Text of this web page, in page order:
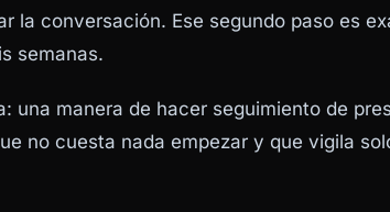
la conversación. Ese segundo paso es
semanas.
una manera de hacer seguimiento de
no cuesta nada empezar y que vigila